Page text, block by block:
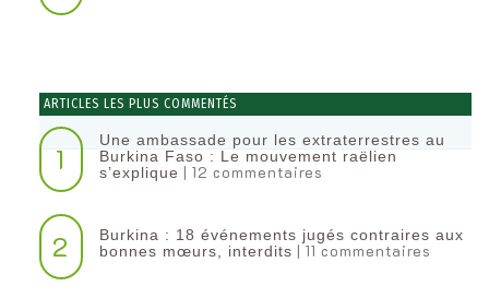
ARTICLES LES PLUS COMMENTÉS
1
Une ambassade pour les extraterrestres au
Burkina Faso : Le mouvement raëlien
s’explique | 12 commentaires
2
Burkina : 18 événements jugés contraires aux
bonnes mœurs, interdits | 11 commentaires